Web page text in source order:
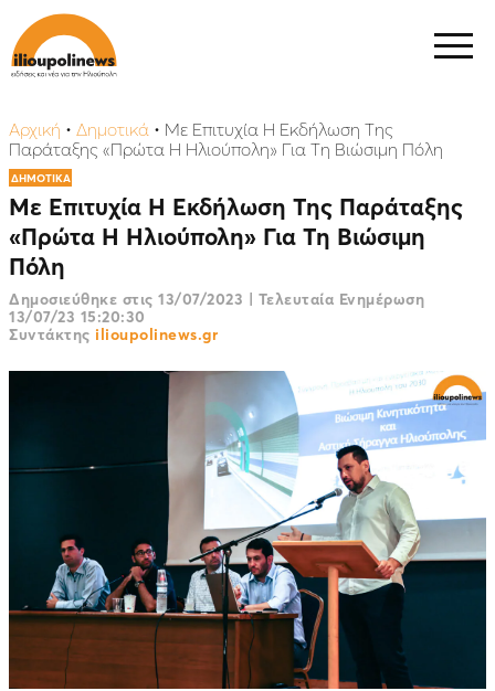
Αρχική • Δημοτικά • Με Επιτυχία Η Εκδήλωση Της
Παράταξης «Πρώτα Η Ηλιούπολη» Για Τη Βιώσιμη Πόλη
ΔΗΜΟΤΙΚΑ
Με Επιτυχία Η Εκδήλωση Της Παράταξης
«Πρώτα Η Ηλιούπολη» Για Τη Βιώσιμη
Πόλη
Δημοσιεύθηκε στις 13/07/2023 | Τελευταία Ενημέρωση
13/07/23 15:20:30
Συντάκτης ilioupolinews.gr